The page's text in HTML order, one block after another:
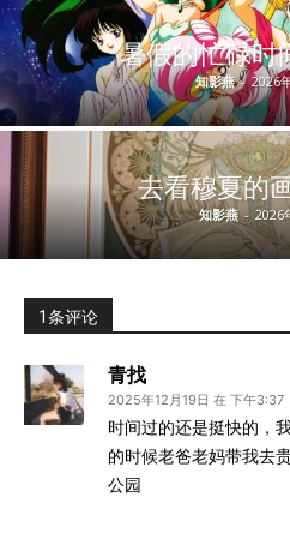
暑假的忙碌时
知影燕 - 2026
去看穆夏的
知影燕 - 2026
1条评论
青找
2025年12月19日 在 下午3:37
时间过的还是挺快的，
的时候老爸老妈带我去
公园